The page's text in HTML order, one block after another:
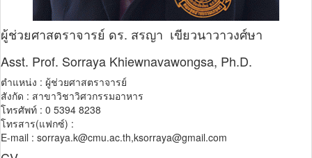
ผู้ช่วยศาสตราจารย์ ดร. สรญา เขียวนาวาวงศ์ษา
Asst. Prof. Sorraya Khiewnavawongsa, Ph.D.
ตำแหน่ง : ผู้ช่วยศาสตราจารย์
สังกัด : สาขาวิชาวิศวกรรมอาหาร
โทรศัพท์ : 0 5394 8238
โทรสาร(แฟกซ์) :
E-mail : sorraya.k@cmu.ac.th,ksorraya@gmail.com